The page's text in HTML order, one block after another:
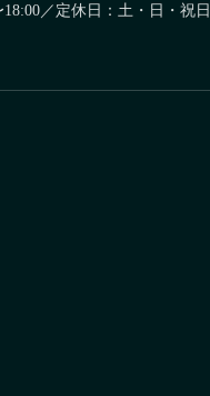
／定休日：土・日・祝日